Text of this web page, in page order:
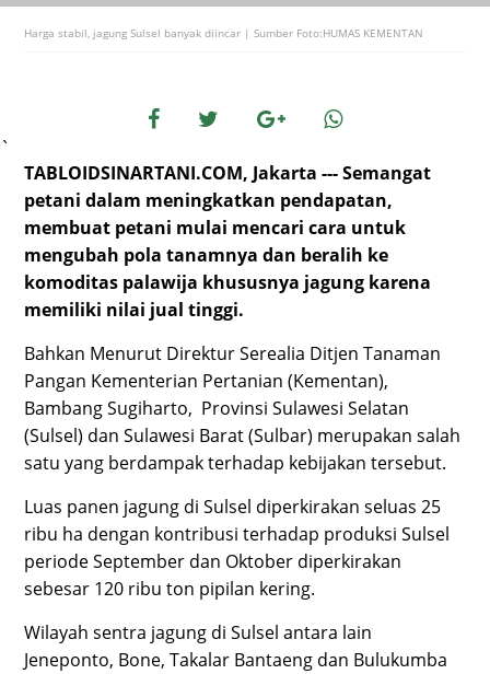
Harga stabil, jagung Sulsel banyak diincar | Sumber Foto:HUMAS KEMENTAN
`
TABLOIDSINARTANI.COM, Jakarta --- Semangat
petani dalam meningkatkan pendapatan,
membuat petani mulai mencari cara untuk
mengubah pola tanamnya dan beralih ke
komoditas palawija khususnya jagung karena
memiliki nilai jual tinggi.
Bahkan Menurut Direktur Serealia Ditjen Tanaman
Pangan Kementerian Pertanian (Kementan),
Bambang Sugiharto, Provinsi Sulawesi Selatan
(Sulsel) dan Sulawesi Barat (Sulbar) merupakan salah
satu yang berdampak terhadap kebijakan tersebut.
Luas panen jagung di Sulsel diperkirakan seluas 25
ribu ha dengan kontribusi terhadap produksi Sulsel
periode September dan Oktober diperkirakan
sebesar 120 ribu ton pipilan kering.
Wilayah sentra jagung di Sulsel antara lain
Jeneponto, Bone, Takalar Bantaeng dan Bulukumba